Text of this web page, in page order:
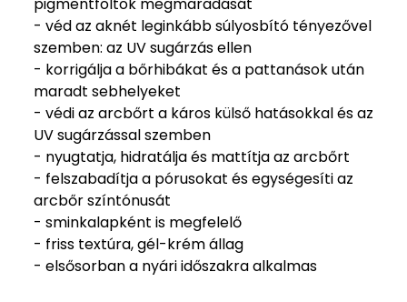
- véd az aknét leginkább súlyosbító tényezővel
szemben: az UV sugárzás ellen
- korrigálja a bőrhibákat és a pattanások után
maradt sebhelyeket
- védi az arcbőrt a káros külső hatásokkal és az
UV sugárzással szemben
- nyugtatja, hidratálja és mattítja az arcbőrt
- felszabadítja a pórusokat és egységesíti az
arcbőr színtónusát
- sminkalapként is megfelelő
- friss textúra, gél-krém állag
- elsősorban a nyári időszakra alkalmas